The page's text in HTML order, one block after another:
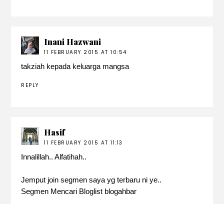
Inani Hazwani
11 FEBRUARY 2015 AT 10:54
takziah kepada keluarga mangsa
REPLY
Hasif
11 FEBRUARY 2015 AT 11:13
Innalillah.. Alfatihah..
Jemput join segmen saya yg terbaru ni ye..
Segmen Mencari Bloglist blogahbar